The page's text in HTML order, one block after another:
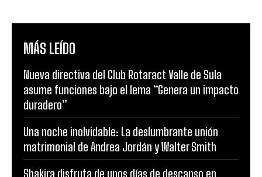
MÁS LEÍDO
Nueva directiva del Club Rotaract Valle de Sula
asume funciones bajo el lema “Genera un impacto
duradero”
Una noche inolvidable: La deslumbrante unión
matrimonial de Andrea Jordán y Walter Smith
Shakira disfruta de unos días de descanso en